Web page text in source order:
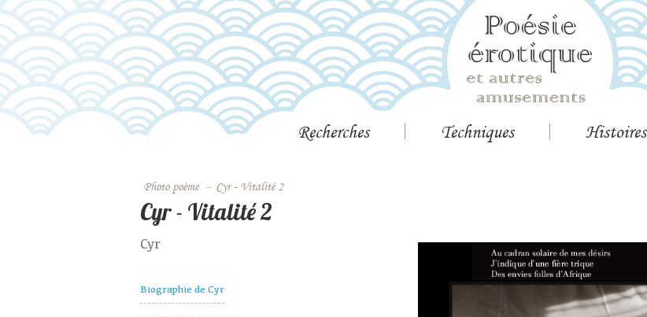
Recherches Techniques Histoires
Photo poème – Cyr - Vitalité 2
Cyr - Vitalité 2
Cyr
Biographie de Cyr